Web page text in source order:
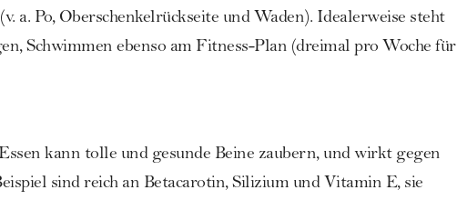
a. Po, Oberschenkelrückseite und Waden). Idealerweise steht
Schwimmen ebenso am Fitness-Plan (dreimal pro Woche für
kann tolle und gesunde Beine zaubern, und wirkt gegen
sind reich an Betacarotin, Silizium und Vitamin E, sie